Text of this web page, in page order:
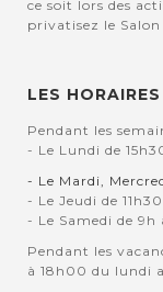
ce soit lors des
privatisez le Salon
LES HORAIRES
Pendant les
- Le Lundi de
- Le Mardi,
- Le Jeudi de
- Le Samedi de 9h
Pendant les
à 18h00 du lundi